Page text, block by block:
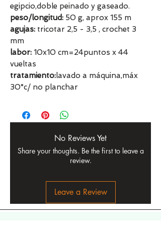
egipcio,doble peinado y gaseado.
peso/longitud: 50 g, aprox 155 m
agujas: tricotar 2,5 - 3,5 , crochet 3
mm
labor: 10x10 cm=24puntos x 44
vueltas
tratamiento:lavado a máquina,máx
30°c/ no planchar
No Reviews Yet
Share your thoughts. Be the first to leave a
review.
Leave a Review